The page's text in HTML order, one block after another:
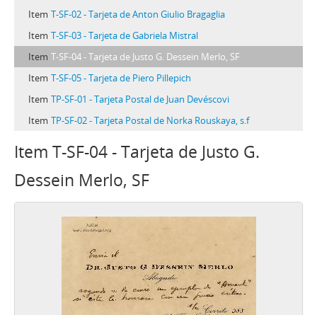
Item T-SF-02 - Tarjeta de Anton Giulio Bragaglia
Item T-SF-03 - Tarjeta de Gabriela Mistral
Item T-SF-04 - Tarjeta de Justo G. Dessein Merlo, SF
Item T-SF-05 - Tarjeta de Piero Pillepich
Item TP-SF-01 - Tarjeta Postal de Juan Devéscovi
Item TP-SF-02 - Tarjeta Postal de Norka Rouskaya, s.f
Item T-SF-04 - Tarjeta de Justo G.
Dessein Merlo, SF